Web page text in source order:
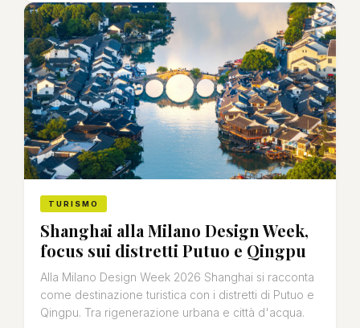
TURISMO
Shanghai alla Milano Design Week,
focus sui distretti Putuo e Qingpu
Alla Milano Design Week 2026 Shanghai si racconta
come destinazione turistica con i distretti di Putuo e
Qingpu. Tra rigenerazione urbana e città d'acqua.